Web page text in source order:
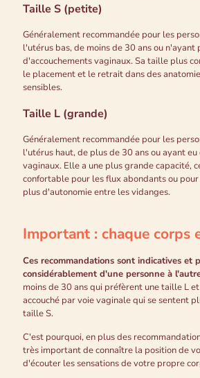
Taille S (petite)
Généralement recommandée pour les
l'utérus bas, de moins de 30 ans ou n'ayant
d'accouchements vaginaux. Sa taille plus
le placement et le retrait dans des
sensibles.
Taille L (grande)
Généralement recommandée pour les
l'utérus haut, de plus de 30 ans ou ayant eu
vaginaux. Elle a une plus grande capacité,
confortable pour les flux abondants ou
plus d'autonomie entre les vidanges.
Important : chaque corps
Ces recommandations sont indicatives et
considérablement d'une personne à
moins de 30 ans qui préfèrent une taille L
accouché par voie vaginale qui se sentent
taille S.
C'est pourquoi, en plus des
très important de connaître la position de
d'écouter les sensations de votre propre